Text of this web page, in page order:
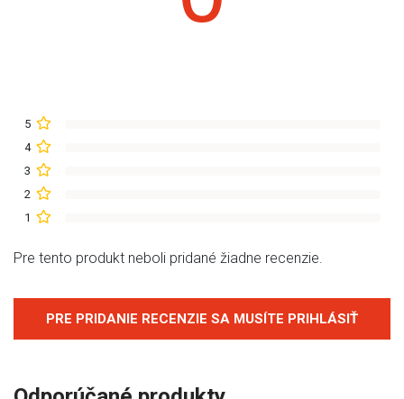
5
4
3
2
1
Pre tento produkt neboli pridané žiadne recenzie.
PRE PRIDANIE RECENZIE SA MUSÍTE PRIHLÁSIŤ